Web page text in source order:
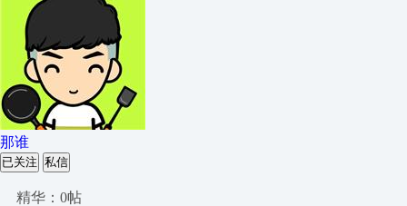
那谁
已关注 私信
精华：0帖